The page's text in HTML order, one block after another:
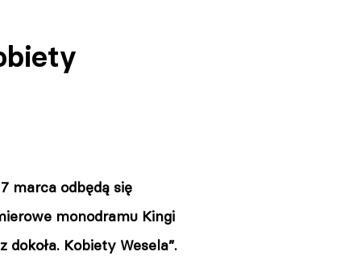
marca odbędą się
monodramu Kingi
dokoła. Kobiety Wesela”.